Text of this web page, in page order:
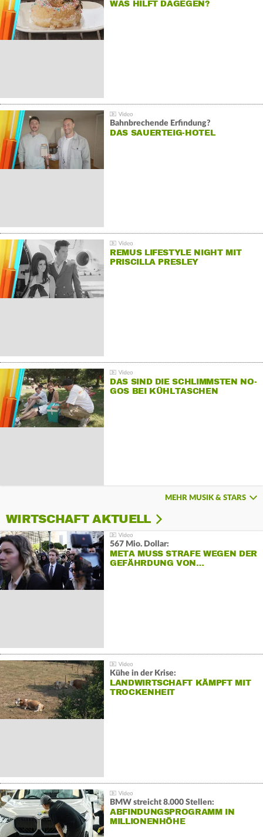
WAS HILFT DAGEGEN?
Bahnbrechende Erfindung?
DAS SAUERTEIG-HOTEL
REMUS LIFESTYLE NIGHT MIT
PRISCILLA PRESLEY
DAS SIND DIE SCHLIMMSTEN NO-
GOS BEI KÜHLTASCHEN
MEHR MUSIK & STARS
WIRTSCHAFT AKTUELL
567 Mio. Dollar:
META MUSS STRAFE WEGEN DER
GEFÄHRDUNG VON…
Kühe in der Krise:
LANDWIRTSCHAFT KÄMPFT MIT
TROCKENHEIT
BMW streicht 8.000 Stellen:
ABFINDUNGSPROGRAMM IN
MILLIONENHÖHE